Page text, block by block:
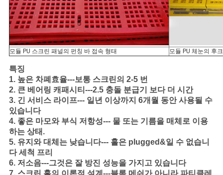
모듈 PU 스크린 패널의 펀칭 바 접속 형태 모듈 PU 체눈의 후
특징
1. 높은 차폐효율---보통 스크린의 2-5 번
2. 큰 베어링 캐패시티---2.5 충돌 분급기 보다 더 시간
3. 긴 서비스 라이프--- 일년 이상까지 6개월 동안 사용될 수
있습니다
4. 좋은 마모와 부식 저항성--- 물 또는 기름을 매체로 이용
하는 상태.
5. 유지와 대체는 낮습니다--- 홀은 plugged&일 수 없습니
다 세척 프리
6. 저소음---그것은 잘 방진 성능을 가지고 있습니다